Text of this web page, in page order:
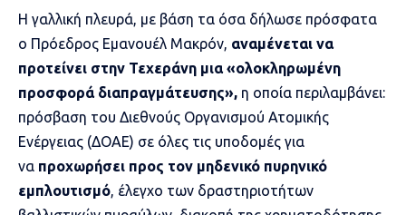
Η γαλλική πλευρά, με βάση τα όσα δήλωσε πρόσφατα
ο Πρόεδρος Εμανουέλ Μακρόν, αναμένεται να
προτείνει στην Τεχεράνη μια «ολοκληρωμένη
προσφορά διαπραγμάτευσης», η οποία περιλαμβάνει:
πρόσβαση του Διεθνούς Οργανισμού Ατομικής
Ενέργειας (ΔΟΑΕ) σε όλες τις υποδομές για
να προχωρήσει προς τον μηδενικό πυρηνικό
εμπλουτισμό, έλεγχο των δραστηριοτήτων